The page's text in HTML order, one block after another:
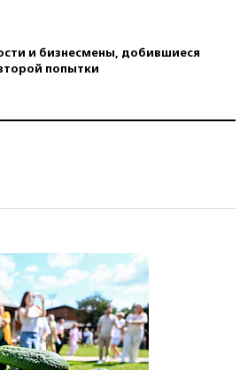
и бизнесмены, добившиеся
попытки